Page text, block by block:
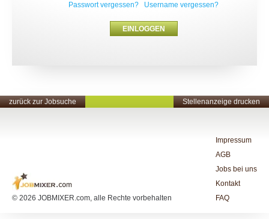
Passwort vergessen?
Username vergessen?
zurück zur Jobsuche Stellenanzeige drucken
© 2026 JOBMIXER.com, alle Rechte vorbehalten
Impressum
AGB
Jobs bei uns
Kontakt
FAQ